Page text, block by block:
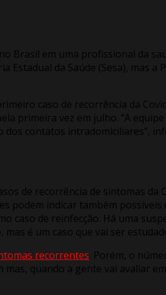
no Brasil em uma profissional da
da Saúde (Sesa), mas a
caso de recorrência da
primeira vez em julho. “A
dos contatos intradomiciliares”,
de recorrência de sintomas da
podem indicar também possíveis
caso de reinfecção. Há uma
é um caso que vai ser
recorrentes. Porém, o
quando a gente vai avaliar